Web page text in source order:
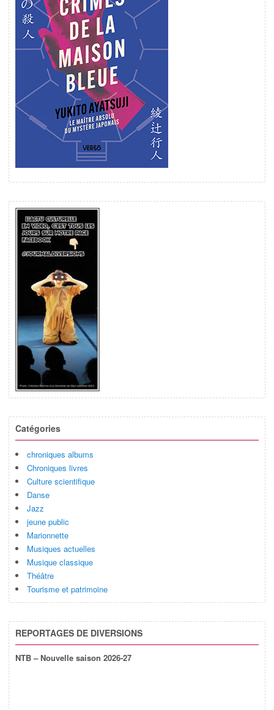
Catégories
chroniques albums
Chroniques livres
Culture scientifique
Danse
Jazz
jeune public
Marionnette
Musiques actuelles
Musique classique
Théâtre
Tourisme et patrimoine
REPORTAGES DE DIVERSIONS
NTB – Nouvelle saison 2026-27